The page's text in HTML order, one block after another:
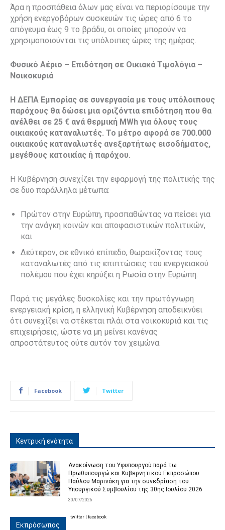
Άρα η προσπάθεια όλων μας είναι να περιορίσουμε την
χρήση ενεργοβόρων συσκευών τις ώρες από 6 το
απόγευμα έως 9 το βράδυ, οι οποίες μπορούν να
χρησιμοποιούνται τις υπόλοιπες ώρες της ημέρας.
Φυσικό Αέριο – Επιδότηση σε Οικιακά Τιμολόγια –
Νοικοκυριά
Η ΔΕΠΑ Εμπορίας σε συνεργασία με τους υπόλοιπους
παρόχους θα δώσει μια οριζόντια επιδότηση που θα
ανέλθει σε 25 € ανά θερμική MWh για όλους τους
οικιακούς καταναλωτές. Το μέτρο αφορά σε 700.000
οικιακούς καταναλωτές ανεξαρτήτως εισοδήματος,
μεγέθους κατοικίας ή παρόχου.
Η Κυβέρνηση συνεχίζει την εφαρμογή της πολιτικής της
σε δυο παράλληλα μέτωπα:
Πρώτον στην Ευρώπη, προσπαθώντας να πείσει για
την ανάγκη κοινών και αποφασιστικών πολιτικών,
και
Δεύτερον, σε εθνικό επίπεδο, θωρακίζοντας τους
καταναλωτές από τις επιπτώσεις του ενεργειακού
πολέμου που έχει κηρύξει η Ρωσία στην Ευρώπη.
Παρά τις μεγάλες δυσκολίες και την πρωτόγνωρη
ενεργειακή κρίση, η ελληνική Κυβέρνηση αποδεικνύει
ότι συνεχίζει να στέκεται πλάι στα νοικοκυριά και τις
επιχειρήσεις, ώστε να μη μείνει κανένας
απροστάτευτος ούτε αυτόν τον χειμώνα.
Facebook Twitter
Κεντρική ενότητα
Ανακοίνωση του Υφυπουργού παρά τω
Πρωθυπουργώ και Κυβερνητικού Εκπροσώπου
Παύλου Μαρινάκη για την συνεδρίαση του
Υπουργικού Συμβουλίου της 30ης Ιουλίου 2026
30/07/2026
Εκπρόσωπος
twitter facebook